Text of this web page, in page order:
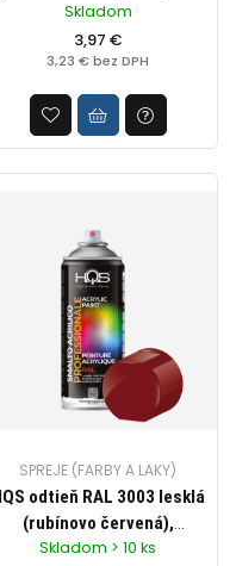
farba v spreji pre
profesionálne využitie,
objem 400ml
Skladom
3,97 €
3,23 € bez DPH
SPREJE (FARBY A LAKY)
odtieň RAL 3003 lesklá
(rubínovo červená),
Akrylová farba v spreji pre
Skladom > 10 ks